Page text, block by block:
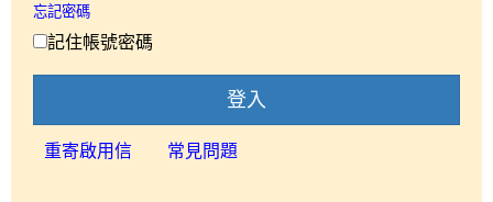
忘記密碼
記住帳號密碼
登入
重寄啟用信 常見問題